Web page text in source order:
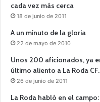
cada vez más cerca
18 de junio de 2011
A un minuto de la gloria
22 de mayo de 2010
Unos 200 aficionados, ya
último aliento a La Roda CF.
26 de junio de 2011
La Roda habló en el campo: